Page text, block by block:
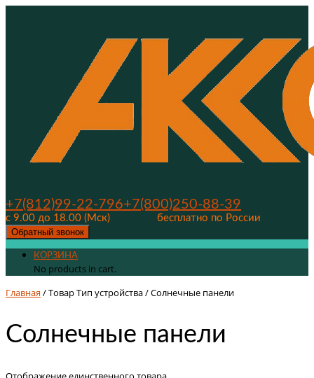
+7(812)99-22-796+7(800)250-88-39
с 9.00 до 18.00 (Мск)
бесплатно по России
Обратный звонок
КОРЗИНА
No products in cart.
Главная/ Товар Тип устройства / Солнечные панели
Солнечные панели